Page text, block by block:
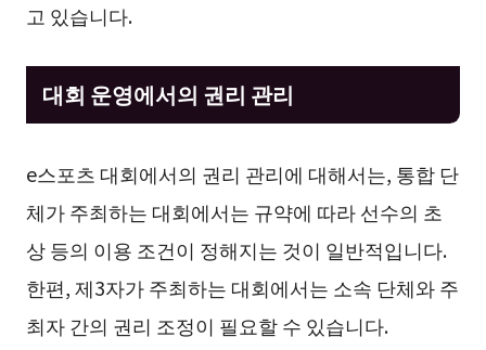
고 있습니다.
대회 운영에서의 권리 관리
e스포츠 대회에서의 권리 관리에 대해서는, 통합 단
체가 주최하는 대회에서는 규약에 따라 선수의 초
상 등의 이용 조건이 정해지는 것이 일반적입니다.
한편, 제3자가 주최하는 대회에서는 소속 단체와 주
최자 간의 권리 조정이 필요할 수 있습니다.